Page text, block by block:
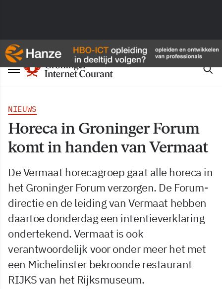
NIEUWS
Horeca in Groninger Forum
komt in handen van Vermaat
De Vermaat horecagroep gaat alle horeca in
het Groninger Forum verzorgen. De Forum-
directie en de leiding van Vermaat hebben
daartoe donderdag een intentieverklaring
ondertekend. Vermaat is ook
verantwoordelijk voor onder meer het met
een Michelinster bekroonde restaurant
RIJKS van het Rijksmuseum.